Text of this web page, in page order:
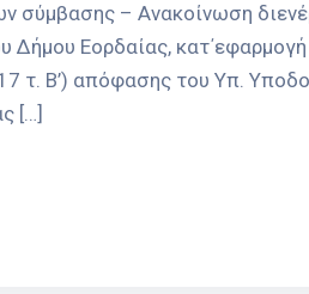
σύμβασης – Ανακοίνωση
Εορδαίας,
τ. Β’) απόφασης του Υπ.
[…]